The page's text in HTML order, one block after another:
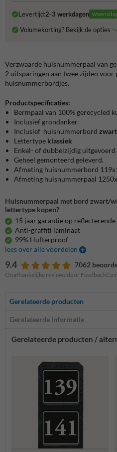
Levertijd:2-3 werkdagen
Volumekorting? Bekijk de opties
Verzwaarde huisnummerpaal van
2 uitsparingen aan twee zijden voor
huisnummerbordjes.
Productspecificaties:
Bermpaal van 100% gerecycled
Inclusief grondanker.
Inclusief huisnummerbord
Lettertype klassiek
Enkel- of dubbelzijdig uitgevoerd
Geheel gemonteerd geleverd.
Afmeting huisnummerbord
Afmeting huisnummerpaal
Huisnummerpaal met bord zwart/
lettertype kopen?
15 jaar garantie op
Anti-graffiti laminaat
99% Hufterproof
lees over alle voordelen
9.4 7062
Onafhankelijke reviews door
Gerelateerde producten
Gerelateerde informatie
Gerelateerde producten /